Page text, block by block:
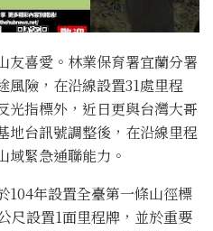
友喜愛。林業保育署宜蘭分署
風險，在沿線設置31處里程
光指標外，近日更與台灣大哥
地台訊號調整後，在沿線里程
域緊急通聯能力。
104年設置全臺第一條山徑標
尺設置1面里程牌，並於重要